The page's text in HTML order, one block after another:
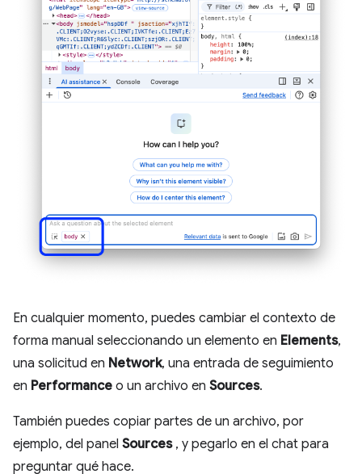
En cualquier momento, puedes cambiar el contexto de
forma manual seleccionando un elemento en Elements,
una solicitud en Network, una entrada de seguimiento
en Performance o un archivo en Sources.
También puedes copiar partes de un archivo, por
ejemplo, del panel Sources, y pegarlo en el chat para
preguntar qué hace.